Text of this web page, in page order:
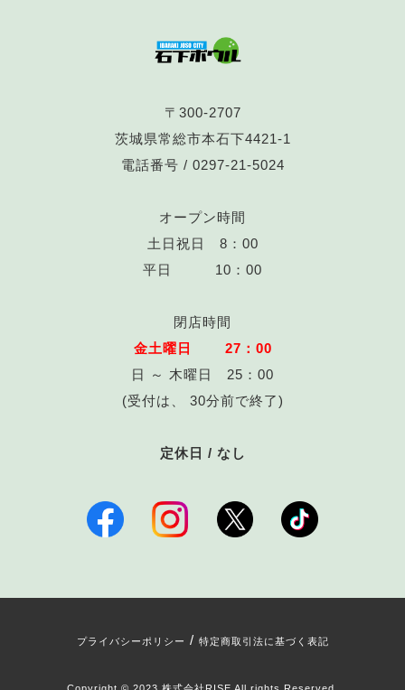
〒300-2707
茨城県常総市本石下4421-1
電話番号 / 0297-21-5024
オープン時間
土日祝日 8：00
平日 10：00
閉店時間
金土曜日 27：00
日 ～ 木曜日 25：00
(受付は、 30分前で終了)
定休日 / なし
プライバシーポリシー / 特定商取引法に基づく表記